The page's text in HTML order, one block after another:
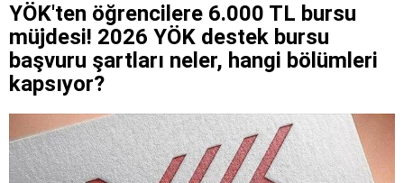
YÖK'ten öğrencilere 6.000 TL bursu
müjdesi! 2026 YÖK destek bursu
başvuru şartları neler, hangi bölümleri
kapsıyor?